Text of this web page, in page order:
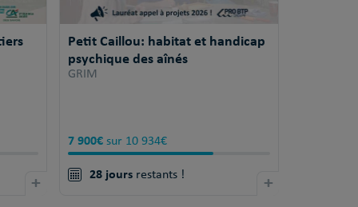
+
Petit Caillou: habitat et handicap
psychique des aînés
GRIM
7 900€sur 10 934€
28 joursrestants ! +